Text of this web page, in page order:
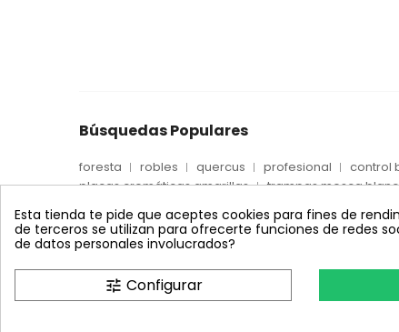
Búsquedas Populares
foresta robles quercus profesional control
placas cromáticas amarillas
trampas mosca
placas azules adhesivas
placas esciáridas
Esta tienda te pide que aceptes cookies para fines de
de terceros se utilizan para ofrecerte funciones de redes
de datos personales involucrados?
tune Configurar